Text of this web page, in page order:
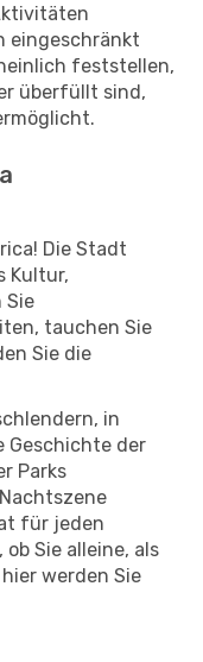
eingeschränkt
feststellen,
überfüllt sind,
Die Stadt
Kultur,
Sie
tauchen Sie
Sie die
in
Geschichte der
Parks
für jeden
Sie alleine, als
werden Sie